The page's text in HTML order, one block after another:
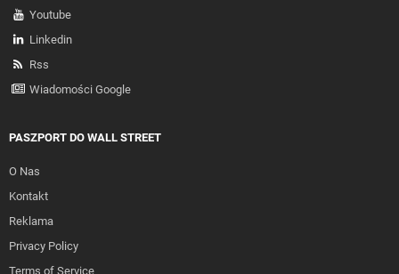
Youtube
Linkedin
Rss
Wiadomości Google
PASZPORT DO WALL STREET
O Nas
Kontakt
Reklama
Privacy Policy
Terms of Service